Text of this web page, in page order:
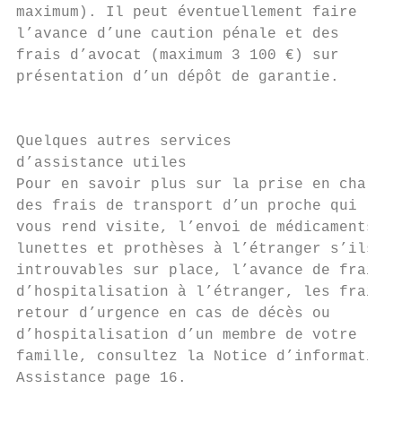
maximum). Il peut éventuellement faire
l’avance d’une caution pénale et des
frais d’avocat (maximum 3 100 €) sur
présentation d’un dépôt de garantie.
Quelques autres services
d’assistance utiles
Pour en savoir plus sur la prise en
des frais de transport d’un proche qui
vous rend visite, l’envoi de médicaments,
lunettes et prothèses à l’étranger s’ils
introuvables sur place, l’avance de frais
d’hospitalisation à l’étranger, les frais
retour d’urgence en cas de décès ou
d’hospitalisation d’un membre de votre
famille, consultez la Notice d’information
Assistance page 16.